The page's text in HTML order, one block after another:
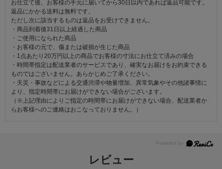
お仕立て後、お客様の手元に届いてから30日以内であれば返品可能です。
返品にかかる送料は無料です。
ただし次に該当するものは返品をお受けできません。
・商品到着後31日以上経過した商品
・ご使用になられた商品
・お客様の元で、傷または破損が生じた商品
・1点あたり20万円以上の商品でお客様の寸法にお仕立て済みの場合
・時間帯指定は配送業者のサービスであり、確実なお届けをお約束できる
ものではございません。あらかじめご了承ください。
・天災・事故などによる交通渋滞や物量増加、異常気象やその他諸事情に
より、指定時間帯にお届けができない場合がございます。
（※上記理由によりご指定の時間帯にお届けができない場合、配送業者か
らお客様へのご連絡はおこなっておりません。）
レビュー